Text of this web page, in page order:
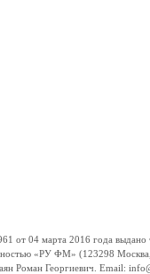
04 марта 2016 года выдано
«РУ ФМ» (123298
Роман Георгиевич. Email: